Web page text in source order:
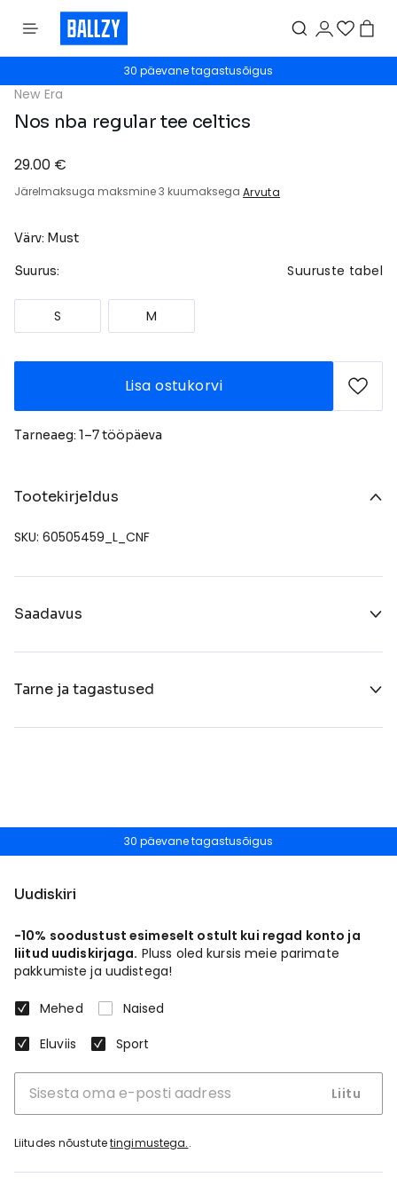
30 päevane tagastusõigus
New Era
Nos nba regular tee celtics
29.00 €
Järelmaksuga maksmine 3 kuumaksega Arvuta
Värv: Must
Suurus: Suuruste tabel
S M
Lisa ostukorvi
Tarneaeg: 1–7 tööpäeva
Tootekirjeldus
SKU: 60505459_L_CNF
Saadavus
Tarne ja tagastused
30 päevane tagastusõigus
Uudiskiri
-10% soodustust esimeselt ostult kui regad konto ja
liitud uudiskirjaga. Pluss oled kursis meie parimate
pakkumiste ja uudistega!
Mehed
Naised
Eluviis
Sport
Liitu
Liitudes nõustutetingimustega..